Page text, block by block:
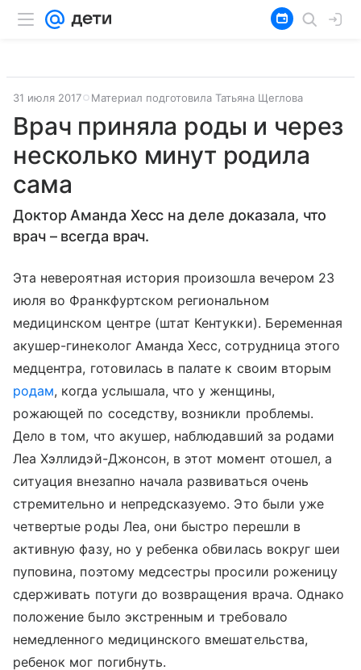
31 июля 2017 Материал подготовила Татьяна Щеглова
Врач приняла роды и через
несколько минут родила
сама
Доктор Аманда Хесс на деле доказала, что
врач – всегда врач.
Эта невероятная история произошла вечером 23
июля во Франкфуртском региональном
медицинском центре (штат Кентукки). Беременная
акушер-гинеколог Аманда Хесс, сотрудница этого
медцентра, готовилась в палате к своим вторым
родам, когда услышала, что у женщины,
рожающей по соседству, возникли проблемы.
Дело в том, что акушер, наблюдавший за родами
Леа Хэллидэй-Джонсон, в этот момент отошел, а
ситуация внезапно начала развиваться очень
стремительно и непредсказуемо. Это были уже
четвертые роды Леа, они быстро перешли в
активную фазу, но у ребенка обвилась вокруг шеи
пуповина, поэтому медсестры просили роженицу
сдерживать потуги до возвращения врача. Однако
положение было экстренным и требовало
немедленного медицинского вмешательства,
ребенок мог погибнуть.